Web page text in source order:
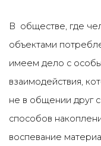
В обществе, где
объектами
имеем дело с
взаимодействия,
не в общении друг
способов
воспевание